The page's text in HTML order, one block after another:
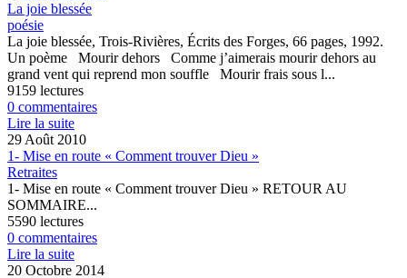
La joie blessée
poésie
La joie blessée, Trois-Rivières, Écrits des Forges, 66 pages, 1992.
Un poème Mourir dehors Comme j’aimerais mourir dehors au
grand vent qui reprend mon souffle Mourir frais sous l...
9159 lectures
0 commentaires
Lire la suite
29 Août 2010
1- Mise en route « Comment trouver Dieu »
Retraites
1- Mise en route « Comment trouver Dieu » RETOUR AU
SOMMAIRE...
5590 lectures
0 commentaires
Lire la suite
20 Octobre 2014